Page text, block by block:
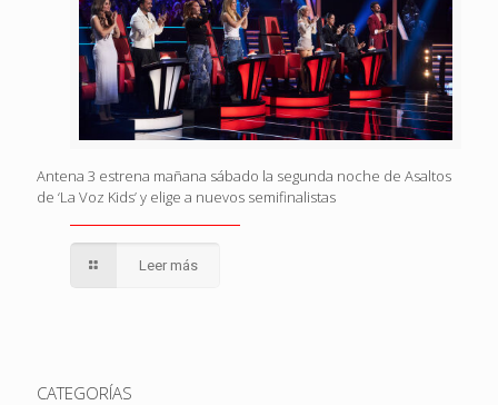
Antena 3 estrena mañana sábado la segunda noche de Asaltos
de ‘La Voz Kids’ y elige a nuevos semifinalistas
Leer más
CATEGORÍAS